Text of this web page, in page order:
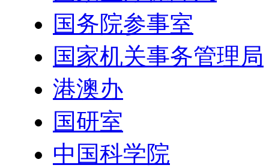
国务院参事室
国家机关事务管理局
港澳办
国研室
中国科学院